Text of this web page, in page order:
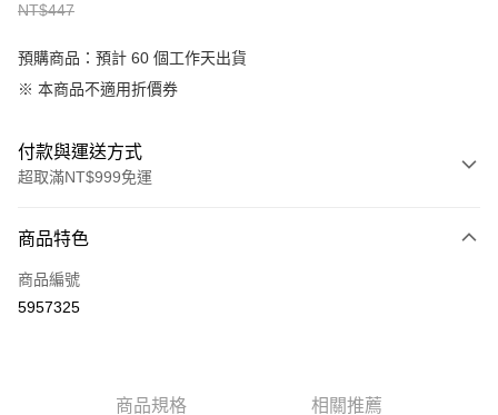
NT$447
預購商品：預計 60 個工作天出貨
※ 本商品不適用折價券
付款與運送方式
超取滿NT$999免運
信用卡一次付款
超商取貨付款
商品特色
商品編號
5957325
商品規格 相關推薦